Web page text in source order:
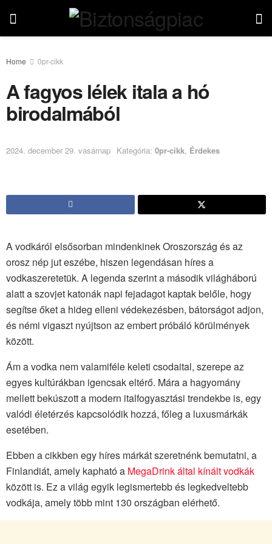
Home 0pr-cikk
A fagyos lélek itala a hó
birodalmából
2024. december 29. vasárnap Kategória: 0pr-cikk, Érdekes
A vodkáról elsősorban mindenkinek Oroszország és az
orosz nép jut eszébe, hiszen legendásan híres a
vodkaszeretetük. A legenda szerint a második világháború
alatt a szovjet katonák napi fejadagot kaptak belőle, hogy
segítse őket a hideg elleni védekezésben, bátorságot adjon,
és némi vigaszt nyújtson az embert próbáló körülmények
között.
Ám a vodka nem valamiféle keleti csodaital, szerepe az
egyes kultúrákban igencsak eltérő. Mára a hagyomány
mellett bekúszott a modern italfogyasztási trendekbe is, egy
valódi életérzés kapcsolódik hozzá, főleg a luxusmárkák
esetében.
Ebben a cikkben egy híres márkát szeretnénk bemutatni, a
Finlandiát, amely kapható a MegaDrink által kínált vodkák
között is. Ez a világ egyik legismertebb és legkedveltebb
vodkája, amely több mint 130 országban elérhető.